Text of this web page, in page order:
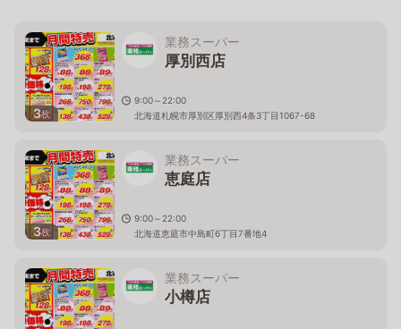
3枚
業務スーパー
厚別西店
9:00～22:00
北海道札幌市厚別区厚別西4条3丁目1067-68
3枚
業務スーパー
恵庭店
9:00～22:00
北海道恵庭市中島町6丁目7番地4
業務スーパー
小樽店